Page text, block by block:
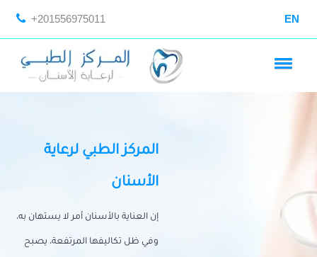
+201556975011 EN
المركز الطبي لرعاية
الأسنان
إن العناية بالأسنان أمر لا يستهان به،
وفي ظل تكاليفها المرتفعة، يصبح